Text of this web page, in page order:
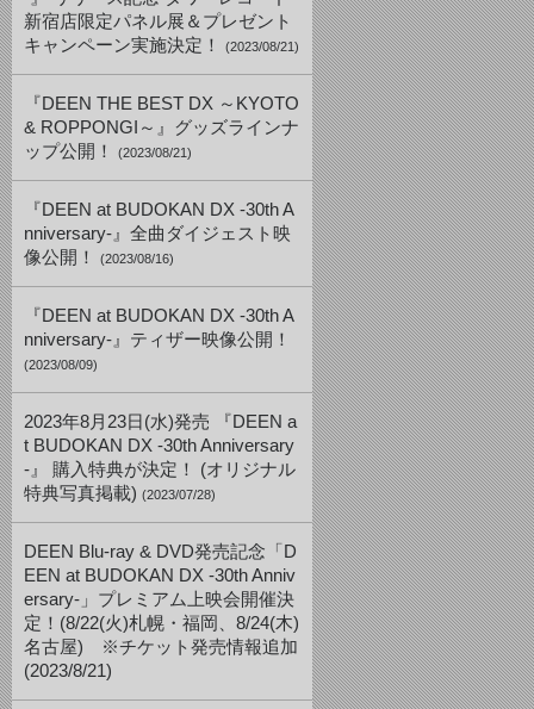
新宿店限定パネル展＆プレゼント
キャンペーン実施決定！
(2023/08/21)
『DEEN THE BEST DX ～KYOTO
& ROPPONGI～』グッズラインナ
ップ公開！
(2023/08/21)
『DEEN at BUDOKAN DX -30th A
nniversary-』全曲ダイジェスト映
像公開！
(2023/08/16)
『DEEN at BUDOKAN DX -30th A
nniversary-』ティザー映像公開！
(2023/08/09)
2023年8月23日(水)発売 『DEEN a
t BUDOKAN DX -30th Anniversary
-』 購入特典が決定！ (オリジナル
特典写真掲載) (2023/07/28)
DEEN Blu-ray & DVD発売記念「D
EEN at BUDOKAN DX -30th Anniv
ersary-」プレミアム上映会開催決
定！(8/22(火)札幌・福岡、8/24(木)
名古屋) ※チケット発売情報追加
(2023/8/21)